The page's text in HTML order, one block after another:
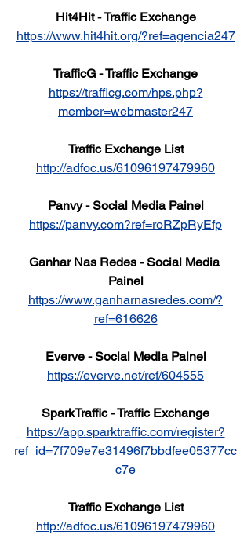
Hit4Hit - Traffic Exchange
https://www.hit4hit.org/?ref=agencia247
TrafficG - Traffic Exchange
https://trafficg.com/hps.php?
member=webmaster247
Traffic Exchange List
http://adfoc.us/61096197479960
Panvy - Social Media Painel
https://panvy.com?ref=roRZpRyEfp
Ganhar Nas Redes - Social Media
Painel
https://www.ganharnasredes.com/?
ref=616626
Everve - Social Media Painel
https://everve.net/ref/604555
SparkTraffic - Traffic Exchange
https://app.sparktraffic.com/register?
ref_id=7f709e7e31496f7bbdfee05377cc
c7e
Traffic Exchange List
http://adfoc.us/61096197479960